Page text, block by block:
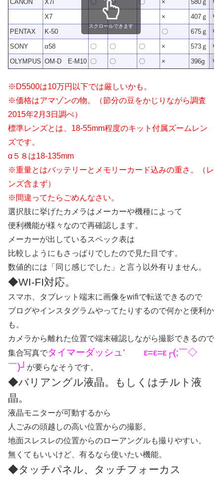
CANON X7i 〇 〇 〇 × 580ｇ
￥
X7
× 407ｇ
￥
PENTAX
K-50 〇 675ｇ
￥
SONY
α58 〇 〇 〇 × 573ｇ
￥
OLYMPUS OM-D E-M10 〇 〇 〇 × 396g ￥
スクロールできます
※D5500は10万円以下では厳しいかも。
※価格はアマゾンの物。（節分の豆をかじりながら調査
2015年2月3日調べ）
標準レンズとは、18-55mm程度のキット付属ズームレン
ズです。
α５８は18-135mm
※重量とはバッテリーとメモリーカード込みの重さ。（レ
ンズ含まず）
※間違ってたらごめんなさい。
選択肢に挙げたカメラはメーカーや機種によって
便利機能が様々なので再確認します。
メーカーが出しているスペック表は
比較しようにもさっぱりでしたので見た目です。
数値的には「同じ感じでした」と言う以外有りません。
◆WI-FI対応。
スマホ、タブレット端末に画像をwifiで転送できるので
ブログやインスタグラムやってたりするので何かと便利か
も。
カメラから離れた位置で端末確認しながら撮影できるので
集合写真でタイマーダッシュ‘ ε=ε=ε┌(;￣◇
￣)┘ が要らなそうです。
◆バリアングル液晶。もしくはチルト液
晶。
液晶モニターが可動するから
人ごみの頭越しの高い位置からの撮影。
地面スレスレの位置からのローアングルも撮りやすい。
無くてもいいけど、有るなら使いたい機能。
◆タッチパネル、タッチフォーカス